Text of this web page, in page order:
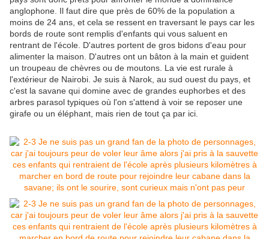
anglophone. Il faut dire que près de 60% de la population a
moins de 24 ans, et cela se ressent en traversant le pays car les
bords de route sont remplis d'enfants qui vous saluent en
rentrant de l'école. D'autres portent de gros bidons d'eau pour
alimenter la maison. D'autres ont un bâton à la main et guident
un troupeau de chèvres ou de moutons. La vie est rurale à
l'extérieur de Nairobi. Je suis à Narok, au sud ouest du pays, et
c'est la savane qui domine avec de grandes euphorbes et des
arbres parasol typiques où l'on s'attend à voir se reposer une
girafe ou un éléphant, mais rien de tout ça par ici.